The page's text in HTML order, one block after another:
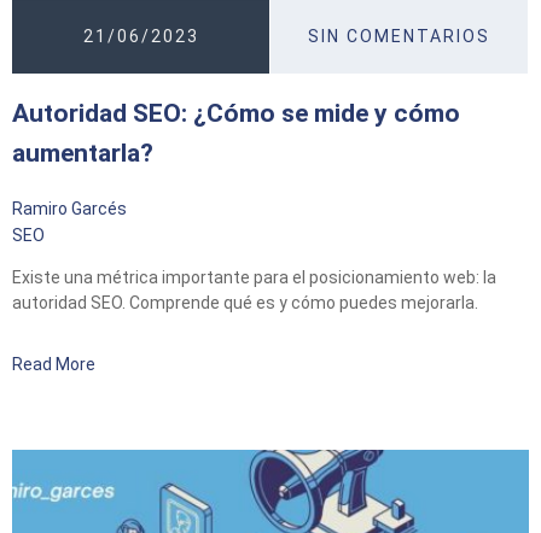
21/06/2023 SIN COMENTARIOS
Autoridad SEO: ¿Cómo se mide y cómo
aumentarla?
Ramiro Garcés
SEO
Existe una métrica importante para el posicionamiento web: la
autoridad SEO. Comprende qué es y cómo puedes mejorarla.
Read More